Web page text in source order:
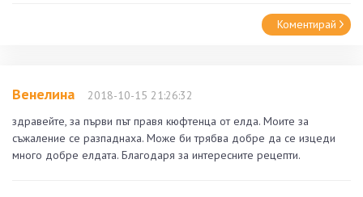
Коментирай
Венелина
2018-10-15 21:26:32
здравейте, за първи път правя кюфтенца от елда. Моите за
съжаление се разпаднаха. Може би трябва добре да се изцеди
много добре елдата. Благодаря за интересните рецепти.